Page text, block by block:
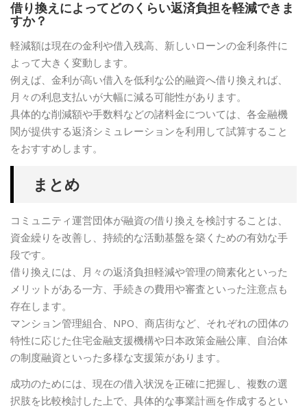
借り換えによってどのくらい返済負担を軽減できま
すか？
軽減額は現在の金利や借入残高、新しいローンの金利条件に
よって大きく変動します。
例えば、金利が高い借入を低利な公的融資へ借り換えれば、
月々の利息支払いが大幅に減る可能性があります。
具体的な削減額や手数料などの諸料金については、各金融機
関が提供する返済シミュレーションを利用して試算すること
をおすすめします。
まとめ
コミュニティ運営団体が融資の借り換えを検討することは、
資金繰りを改善し、持続的な活動基盤を築くための有効な手
段です。
借り換えには、月々の返済負担軽減や管理の簡素化といった
メリットがある一方、手続きの費用や審査といった注意点も
存在します。
マンション管理組合、NPO、商店街など、それぞれの団体の
特性に応じた住宅金融支援機構や日本政策金融公庫、自治体
の制度融資といった多様な支援策があります。
成功のためには、現在の借入状況を正確に把握し、複数の選
択肢を比較検討した上で、具体的な事業計画を作成するとい